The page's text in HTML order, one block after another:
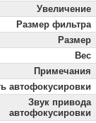
Увеличение
Размер фильтра
Размер
Вес
Примечания
автофокусировки
Звук привода
автофокусировки